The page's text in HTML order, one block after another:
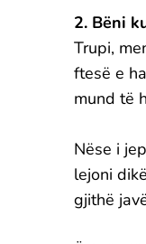
2. Bëni
Trupi,
ftesë e
mund të
Nëse i
lejoni
gjithë